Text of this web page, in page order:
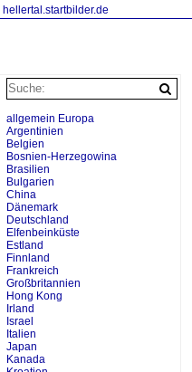
hellertal.startbilder.de
allgemein Europa
Argentinien
Belgien
Bosnien-Herzegowina
Brasilien
Bulgarien
China
Dänemark
Deutschland
Elfenbeinküste
Estland
Finnland
Frankreich
Großbritannien
Hong Kong
Irland
Israel
Italien
Japan
Kanada